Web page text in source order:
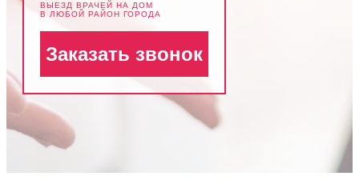
ВЫЕЗД ВРАЧЕЙ НА ДОМ
В ЛЮБОЙ РАЙОН ГОРОДА
Заказать звонок